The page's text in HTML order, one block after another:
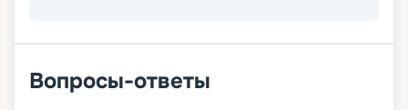
Вопросы-ответы